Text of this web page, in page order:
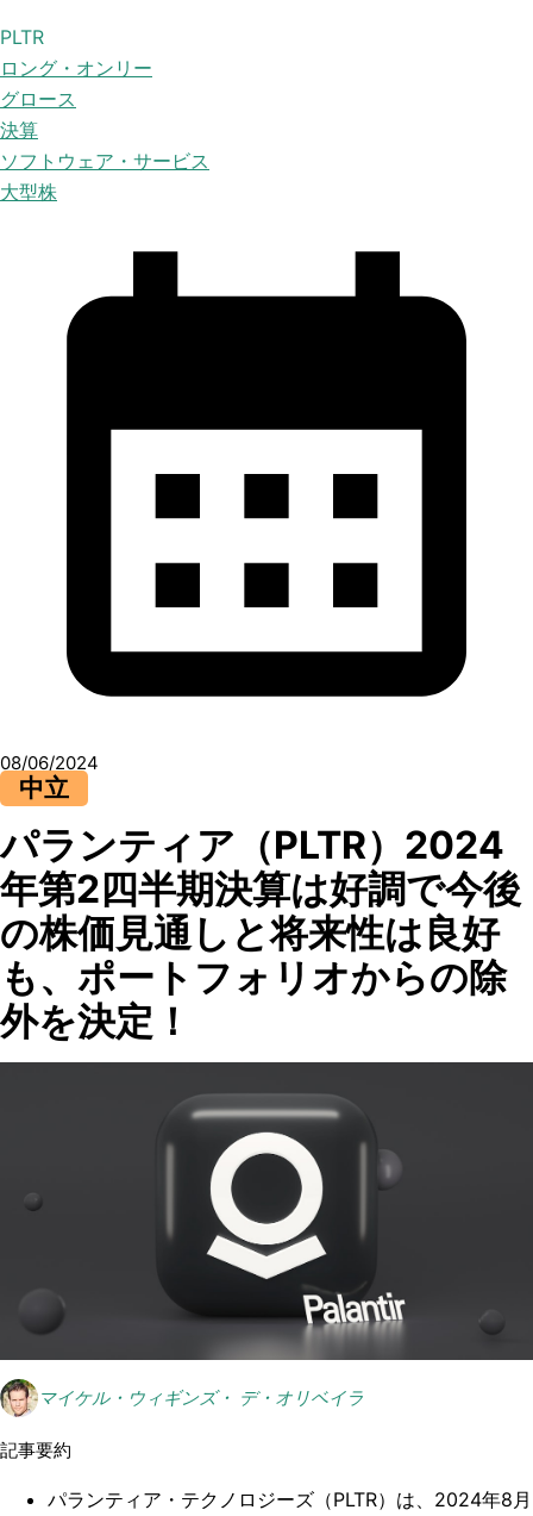
PLTR
ロング・オンリー
グロース
決算
ソフトウェア・サービス
大型株
08/06/2024
中立
パランティア（PLTR）2024
年第2四半期決算は好調で今後
の株価見通しと将来性は良好
も、ポートフォリオからの除
外を決定！
マイケル・ウィギンズ・ デ・オリベイラ
記事要約
パランティア・テクノロジーズ（PLTR）は、2024年8月